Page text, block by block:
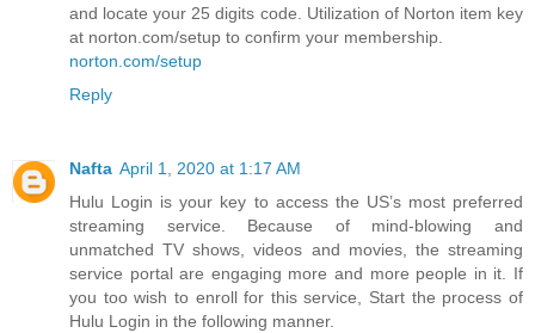
and locate your 25 digits code. Utilization of Norton item key
at norton.com/setup to confirm your membership.
norton.com/setup
Reply
Nafta April 1, 2020 at 1:17 AM
Hulu Login is your key to access the US’s most preferred
streaming service. Because of mind-blowing and
unmatched TV shows, videos and movies, the streaming
service portal are engaging more and more people in it. If
you too wish to enroll for this service, Start the process of
Hulu Login in the following manner.